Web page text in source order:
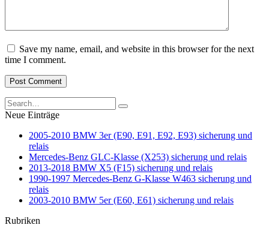
Save my name, email, and website in this browser for the next
time I comment.
Search
for:
Neue Einträge
2005-2010 BMW 3er (E90, E91, E92, E93) sicherung und
relais
Mercedes-Benz GLC-Klasse (X253) sicherung und relais
2013-2018 BMW X5 (F15) sicherung und relais
1990-1997 Mercedes-Benz G-Klasse W463 sicherung und
relais
2003-2010 BMW 5er (E60, E61) sicherung und relais
Rubriken